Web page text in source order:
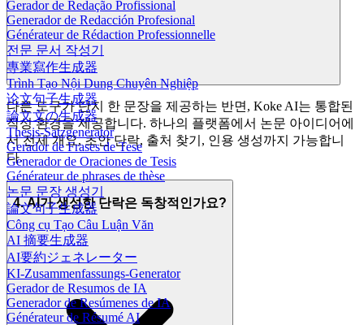
Gerador de Redação Profissional
Generador de Redacción Profesional
Générateur de Rédaction Professionnelle
전문 문서 작성기
專業寫作生成器
Trình Tạo Nội Dung Chuyên Nghiệp
论文句子生成器
論文文の生成器
Thesis-Satzgenerator
Gerador de Frases de Tese
Generador de Oraciones de Tesis
Générateur de phrases de thèse
논문 문장 생성기
論文句子生成器
Công cụ Tạo Câu Luận Văn
AI 摘要生成器
AI要約ジェネレーター
KI-Zusammenfassungs-Generator
Gerador de Resumos de IA
Generador de Resúmenes de IA
Générateur de Résumé AI
다른 도구가 단지 한 문장을 제공하는 반면, Koke AI는 통합된
작성 환경을 제공합니다. 하나의 플랫폼에서 논문 아이디어에
서 전체 개요, 초안 단락, 출처 찾기, 인용 생성까지 가능합니
다.
4. AI가 생성한 단락은 독창적인가요?